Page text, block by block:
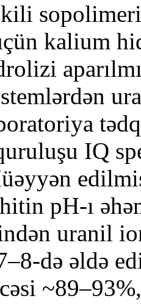
kalium
IQ
pH-ı
uranil
də əldə